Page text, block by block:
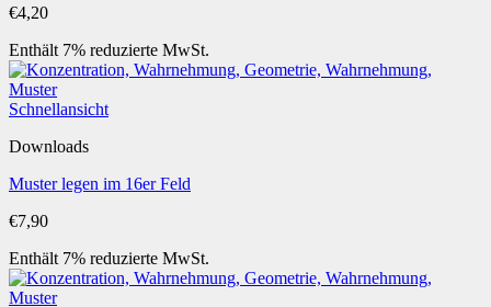
€4,20
Enthält 7% reduzierte MwSt.
Schnellansicht
Downloads
Muster legen im 16er Feld
€7,90
Enthält 7% reduzierte MwSt.